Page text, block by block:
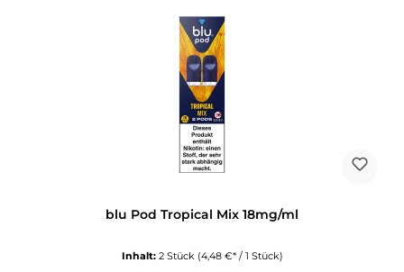
blu Pod Tropical Mix 18mg/ml
Inhalt: 2 Stück (4,48 €* / 1 Stück)